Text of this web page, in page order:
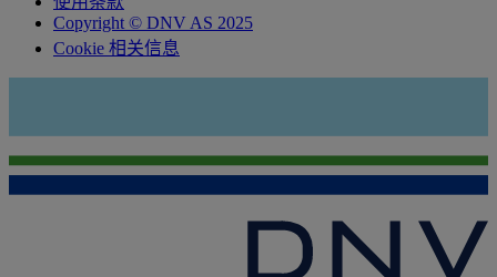
Copyright © DNV AS 2025
Cookie 相关信息